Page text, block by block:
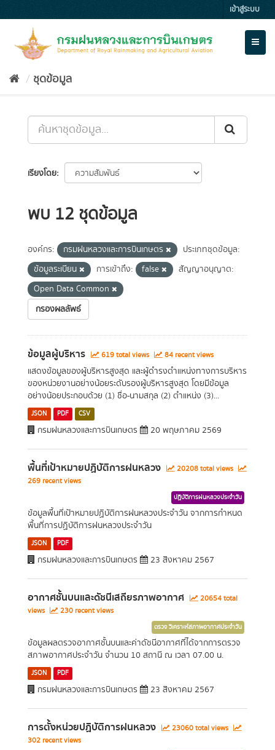
to
เข้าสู่ระบบ
ชุดข้อมูล
เรียงโดย
พบ 12 ชุดข้อมูล
องค์กร: กรมฝนหลวงและการบินเกษตร
ประเภทชุดข้อมูล:
ข้อมูลระเบียน
การเข้าถึง: false
สัญญาอนุญาต:
Open Data Common
กรองผลลัพธ์
ข้อมูลผู้บริหาร 619 total views 84 recent views
แสดงข้อมูลของผู้บริหารสูงสุด และผู้ดำรงตำแหน่งทางการบริหาร
ของหน่วยงานอย่างน้อยระดับรองผู้บริหารสูงสุด โดยมีข้อมูล
อย่างน้อยประกอบด้วย (1) ชื่อ-นามสกุล (2) ตำแหน่ง (3)...
JSON PDF CSV
กรมฝนหลวงและการบินเกษตร 20 พฤษภาคม 2569
พื้นที่เป้าหมายปฏิบัติการฝนหลวง
20208 total views
269 recent views
ปฏิบัติการฝนหลวงประจำวัน
ข้อมูลพื้นที่เป้าหมายปฏิบัติการฝนหลวงประจำวัน จากการกำหนด
พื้นที่การปฏิบัติการฝนหลวงประจำวัน
JSON PDF
กรมฝนหลวงและการบินเกษตร 23 สิงหาคม 2567
อากาศชั้นบนและดัชนีเสถียรภาพอากาศ
20654 total
views
230 recent views
ตรวจ วิเคราะห์สภาพอากาศประจำวัน
ข้อมูลผลตรวจอากาศชั้นบนและค่าดัชนีอากาศที่ได้จากการตรวจ
สภาพอากาศประจำวัน จำนวน 10 สถานี ณ เวลา 07.00 น.
JSON PDF
กรมฝนหลวงและการบินเกษตร 23 สิงหาคม 2567
การตั้งหน่วยปฏิบัติการฝนหลวง
23060 total views
302 recent views